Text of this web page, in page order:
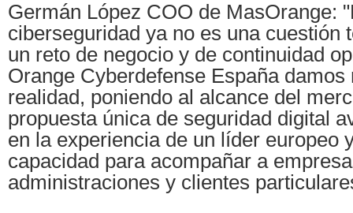
Germán López COO de MasOrange:
ciberseguridad ya no es una cuestión
un reto de negocio y de continuidad
Orange Cyberdefense España damos
realidad, poniendo al alcance del
propuesta única de seguridad digital
en la experiencia de un líder europeo
capacidad para acompañar a
administraciones y clientes